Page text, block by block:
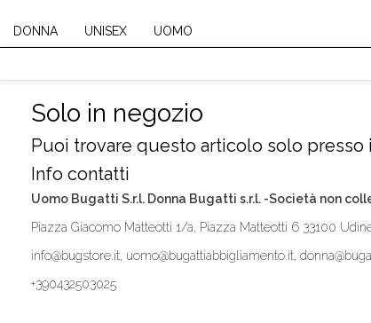
DONNA UNISEX UOMO
Solo in negozio
Puoi trovare questo articolo solo presso
Info contatti
Uomo Bugatti S.r.l. Donna Bugatti s.r.l. -Società non
Piazza Giacomo Matteotti 1/a, Piazza Matteotti 6 33100
info@bugstore.it, uomo@bugattiabbigliamento.it,
+390432503025